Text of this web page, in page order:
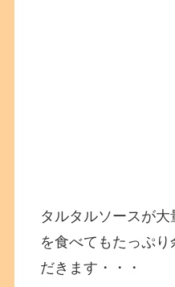
タルタルソースが
を食べてもたっぷ
だきます・・・